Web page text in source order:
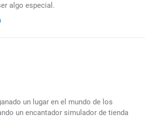
algo especial.
un lugar en el mundo de los
un encantador simulador de tienda